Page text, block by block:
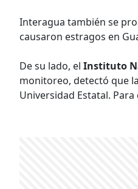
Interagua también se
causaron estragos en
De su lado, el Instituto
monitoreo, detectó que
Universidad Estatal.